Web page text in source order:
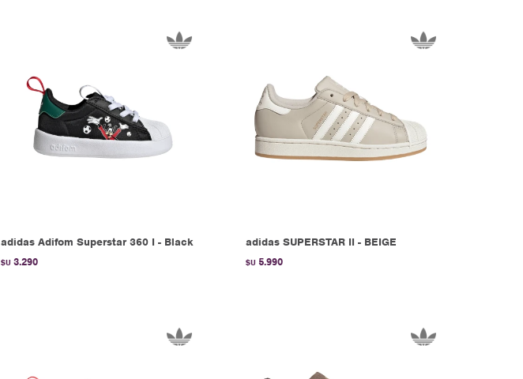
adidas Adifom Superstar 360 I - Black
$U 3.290
adidas SUPERSTAR II - BEIGE
$U 5.990